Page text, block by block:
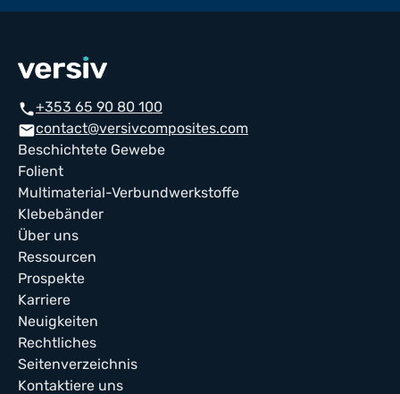
phone+353 65 90 80 100
mailcontact@versivcomposites.com
Beschichtete Gewebe
Folient
Multimaterial-Verbundwerkstoffe
Klebebänder
Über uns
Ressourcen
Prospekte
Karriere
Neuigkeiten
Rechtliches
Seitenverzeichnis
Kontaktiere uns